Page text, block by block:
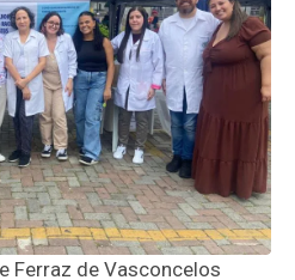
Ferraz de Vasconcelos